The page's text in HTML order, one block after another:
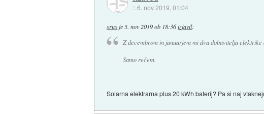
::6. nov 2019, 01:04
srusje5. nov 2019 ob 18:36 izjavil:
Z decembrom in januarjem mi dva dobavitelja
Samo rečem.
Solarna elektrarna plus 20 kWh baterij? Pa si naj